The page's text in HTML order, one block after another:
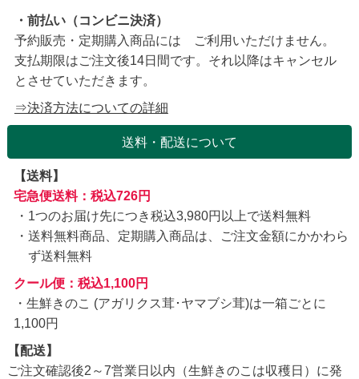
・前払い（コンビニ決済）
予約販売・定期購入商品には ご利用いただけません。
支払期限はご注文後14日間です。それ以降はキャンセル
とさせていただきます。
⇒決済方法についての詳細
送料・配送について
【送料】
宅急便送料：税込726円
1つのお届け先につき税込3,980円以上で送料無料
送料無料商品、定期購入商品は、ご注文金額にかかわら
ず送料無料
クール便：税込1,100円
・生鮮きのこ (アガリクス茸･ヤマブシ茸)は一箱ごとに
1,100円
【配送】
ご注文確認後2～7営業日以内（生鮮きのこは収穫日）に発